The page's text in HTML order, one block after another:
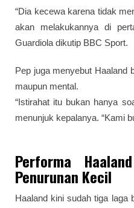
“Dia kecewa karena tidak
akan melakukannya di
Guardiola dikutip BBC Sport.
Pep juga menyebut Haaland
maupun mental.
“Istirahat itu bukan hanya
menunjuk kepalanya. “Kami
Performa
Penurunan Kecil
Haaland kini sudah tiga